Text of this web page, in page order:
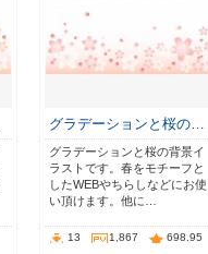
グラデーションと桜の…
グラデーションと桜の背景イ
ラストです。春をモチーフと
したWEBやちらしなどにお使
い頂けます。他に…
13 1,867 698.95